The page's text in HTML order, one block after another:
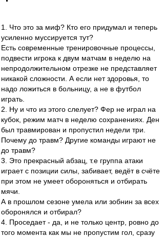
1. Что это за миф? Кто его придумал и теперь
усиленно муссируется тут?
Есть современные тренировочные процессы,
подвести игрока к двум матчам в неделю на
непродолжительном отрезке не представляет
никакой сложности. А если нет здоровья, то
надо ложиться в больницу, а не в футбол
играть.
2. Ну и что из этого слелует? Фер не играл на
кубок, режим матч в неделю сохранениях. Ден
был травмирован и пропустил недели три.
Почему до травм? Другие команды играют не
до травм?
3. Это прекрасный абзац, т.е группа атаки
играет с позиции силы, забивает, ведёт в счёте
при этом не умеет обороняться и отбирать
мячи.
А в прошлом сезоне умела или зобнин за всех
оборонялся и отбирал?
4. Проседает - да, и не только центр, ровно до
того момента как мы не пропустим гол, сразу